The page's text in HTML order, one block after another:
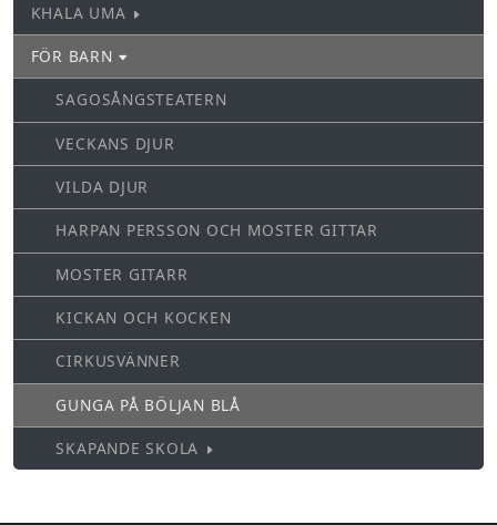
KHALA UMA
FÖR BARN
SAGOSÅNGSTEATERN
VECKANS DJUR
VILDA DJUR
HARPAN PERSSON OCH MOSTER GITTAR
MOSTER GITARR
KICKAN OCH KOCKEN
CIRKUSVÄNNER
GUNGA PÅ BÖLJAN BLÅ
SKAPANDE SKOLA